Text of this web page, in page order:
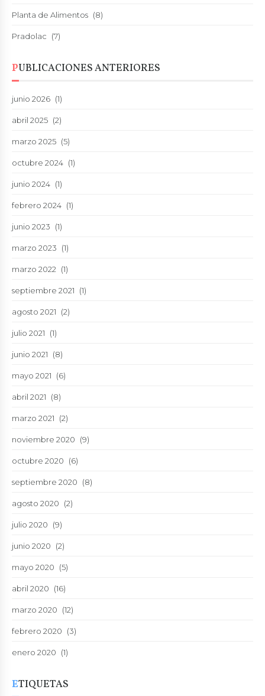
Planta de Alimentos (8)
Pradolac (7)
PUBLICACIONES ANTERIORES
junio 2026 (1)
abril 2025 (2)
marzo 2025 (5)
octubre 2024 (1)
junio 2024 (1)
febrero 2024 (1)
junio 2023 (1)
marzo 2023 (1)
marzo 2022 (1)
septiembre 2021 (1)
agosto 2021 (2)
julio 2021 (1)
junio 2021 (8)
mayo 2021 (6)
abril 2021 (8)
marzo 2021 (2)
noviembre 2020 (9)
octubre 2020 (6)
septiembre 2020 (8)
agosto 2020 (2)
julio 2020 (9)
junio 2020 (2)
mayo 2020 (5)
abril 2020 (16)
marzo 2020 (12)
febrero 2020 (3)
enero 2020 (1)
ETIQUETAS